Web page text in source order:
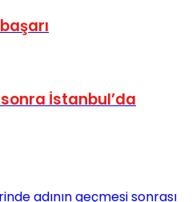
sonra İstanbul’da